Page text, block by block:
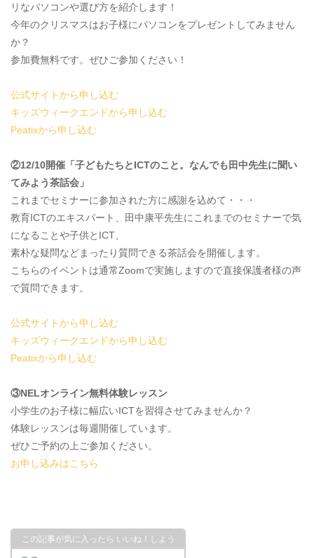
リなパソコンや選び方を紹介します！
今年のクリスマスはお子様にパソコンをプレゼントしてみません
か？
参加費無料です。ぜひご参加ください！
公式サイトから申し込む
キッズウィークエンドから申し込む
Peatixから申し込む
②12/10開催「子どもたちとICTのこと。なんでも田中先生に聞い
てみよう茶話会」
これまでセミナーに参加された方に感謝を込めて・・・
教育ICTのエキスパート、田中康平先生にこれまでのセミナーで気
になることや子供とICT、
素朴な疑問などまったり質問できる茶話会を開催します。
こちらのイベントは通常Zoomで実施しますので直接保護者様の声
で質問できます。
公式サイトから申し込む
キッズウィークエンドから申し込む
Peatixから申し込む
③NELオンライン無料体験レッスン
小学生のお子様に幅広いICTを習得させてみませんか？
体験レッスンは毎週開催しています。
ぜひご予約の上ご参加ください。
お申し込みはこちら